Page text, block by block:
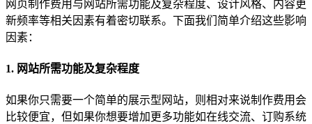
网页制作费用与网站所需功能及复杂程度、设计风格、内容更
新频率等相关因素有着密切联系。下面我们简单介绍这些影响
因素：
1. 网站所需功能及复杂程度
如果你只需要一个简单的展示型网站，则相对来说制作费用会
比较便宜，但如果你想要增加更多功能如在线交流、订购系统